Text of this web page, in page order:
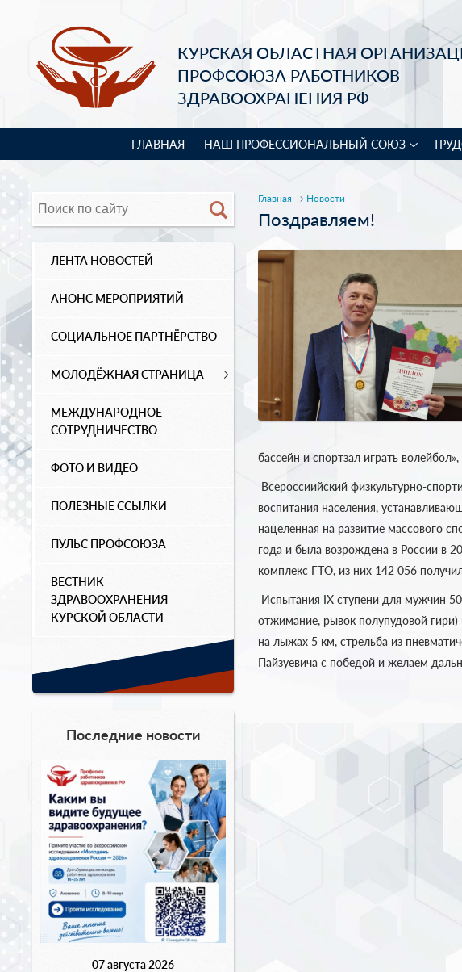
КУРСКАЯ ОБЛАСТНАЯ
ПРОФСОЮЗА РАБОТНИКОВ
ЗДРАВООХРАНЕНИЯ РФ
ГЛАВНАЯ НАШ ПРОФЕССИОНАЛЬНЫЙ СОЮЗ
ЛЕНТА НОВОСТЕЙ
АНОНС МЕРОПРИЯТИЙ
СОЦИАЛЬНОЕ ПАРТНЁРСТВО
МОЛОДЁЖНАЯ СТРАНИЦА
МЕЖДУНАРОДНОЕ
СОТРУДНИЧЕСТВО
ФОТО И ВИДЕО
ПОЛЕЗНЫЕ ССЫЛКИ
ПУЛЬС ПРОФСОЮЗА
ВЕСТНИК
ЗДРАВООХРАНЕНИЯ
КУРСКОЙ ОБЛАСТИ
Последние новости
07 августа 2026
Главная → Новости
Поздравляем!
бассейн и спортзал играть
Всероссиийский физкультурно-
воспитания населения,
нацеленная на развитие массового
года и была возрождена в России в
комплекс ГТО, из них 142 056
Испытания IX ступени для мужчин
отжимание, рывок полупудовой
на лыжах 5 км, стрельба из
Пайзуевича с победой и желаем